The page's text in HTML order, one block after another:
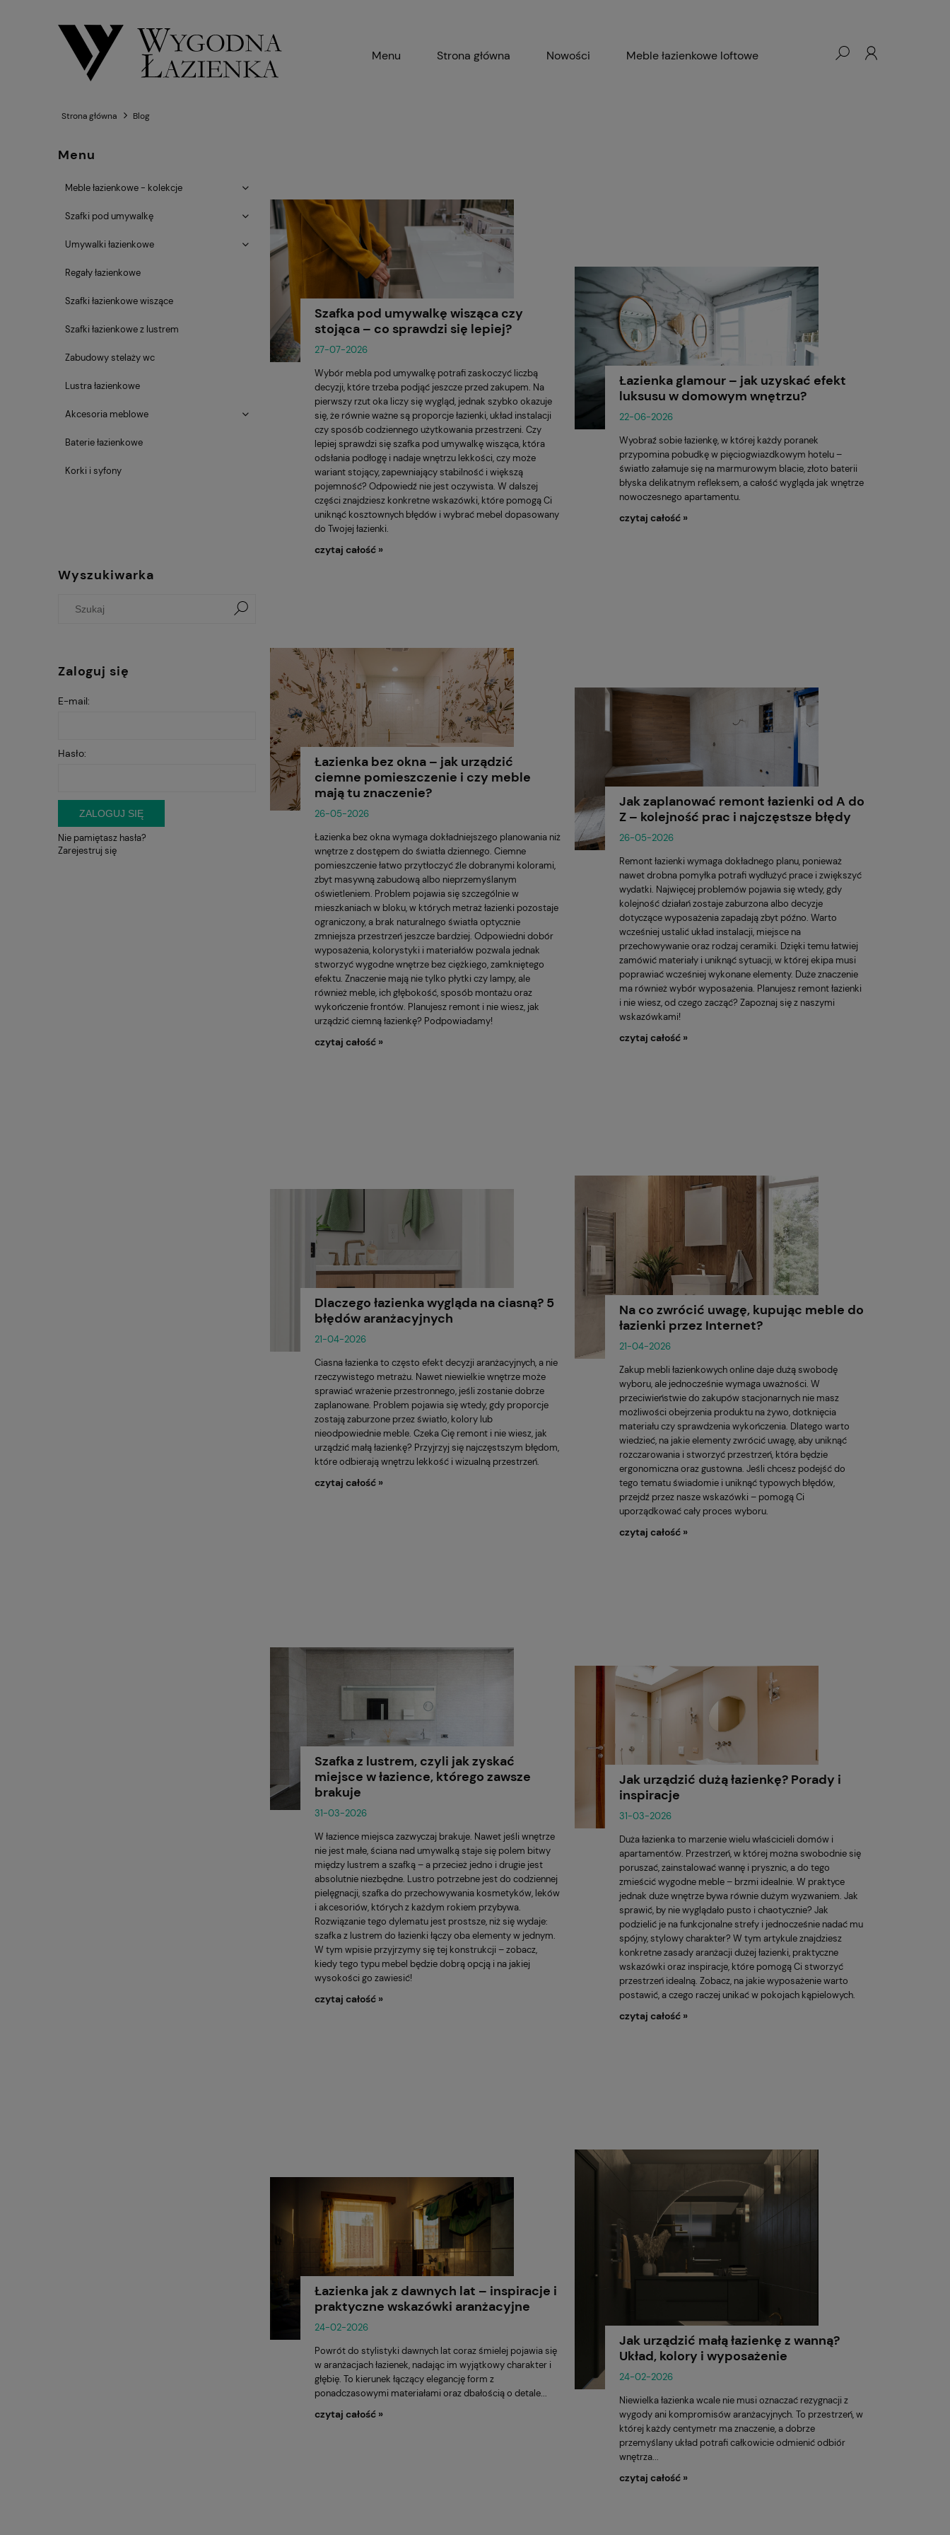
Menu Strona główna Nowości Meble łazienkowe loftowe
Strona główna Blog
Menu
Meble łazienkowe - kolekcje
Szafki pod umywalkę
Umywalki łazienkowe
Regały łazienkowe
Szafki łazienkowe wiszące
Szafki łazienkowe z lustrem
Zabudowy stelaży wc
Lustra łazienkowe
Akcesoria meblowe
Baterie łazienkowe
Korki i syfony
Wyszukiwarka
Zaloguj się
E-mail:
Hasło:
ZALOGUJ SIĘ
Nie pamiętasz hasła?
Zarejestruj się
Szafka pod umywalkę wisząca czy
stojąca – co sprawdzi się lepiej?
27-07-2026
Wybór mebla pod umywalkę potrafi zaskoczyć liczbą
decyzji, które trzeba podjąć jeszcze przed zakupem. Na
pierwszy rzut oka liczy się wygląd, jednak szybko okazuje
się, że równie ważne są proporcje łazienki, układ instalacji
czy sposób codziennego użytkowania przestrzeni. Czy
lepiej sprawdzi się szafka pod umywalkę wisząca, która
odsłania podłogę i nadaje wnętrzu lekkości, czy może
wariant stojący, zapewniający stabilność i większą
pojemność? Odpowiedź nie jest oczywista. W dalszej
części znajdziesz konkretne wskazówki, które pomogą Ci
uniknąć kosztownych błędów i wybrać mebel dopasowany
do Twojej łazienki.
czytaj całość »
Łazienka glamour – jak uzyskać efekt
luksusu w domowym wnętrzu?
22-06-2026
Wyobraź sobie łazienkę, w której każdy poranek
przypomina pobudkę w pięciogwiazdkowym hotelu –
światło załamuje się na marmurowym blacie, złoto baterii
błyska delikatnym refleksem, a całość wygląda jak wnętrze
nowoczesnego apartamentu.
czytaj całość »
Łazienka bez okna – jak urządzić
ciemne pomieszczenie i czy meble
mają tu znaczenie?
26-05-2026
Łazienka bez okna wymaga dokładniejszego planowania niż
wnętrze z dostępem do światła dziennego. Ciemne
pomieszczenie łatwo przytłoczyć źle dobranymi kolorami,
zbyt masywną zabudową albo nieprzemyślanym
oświetleniem. Problem pojawia się szczególnie w
mieszkaniach w bloku, w których metraż łazienki pozostaje
ograniczony, a brak naturalnego światła optycznie
zmniejsza przestrzeń jeszcze bardziej. Odpowiedni dobór
wyposażenia, kolorystyki i materiałów pozwala jednak
stworzyć wygodne wnętrze bez ciężkiego, zamkniętego
efektu. Znaczenie mają nie tylko płytki czy lampy, ale
również meble, ich głębokość, sposób montażu oraz
wykończenie frontów. Planujesz remont i nie wiesz, jak
urządzić ciemną łazienkę? Podpowiadamy!
czytaj całość »
Jak zaplanować remont łazienki od A do
Z – kolejność prac i najczęstsze błędy
26-05-2026
Remont łazienki wymaga dokładnego planu, ponieważ
nawet drobna pomyłka potrafi wydłużyć prace i zwiększyć
wydatki. Najwięcej problemów pojawia się wtedy, gdy
kolejność działań zostaje zaburzona albo decyzje
dotyczące wyposażenia zapadają zbyt późno. Warto
wcześniej ustalić układ instalacji, miejsce na
przechowywanie oraz rodzaj ceramiki. Dzięki temu łatwiej
zamówić materiały i uniknąć sytuacji, w której ekipa musi
poprawiać wcześniej wykonane elementy. Duże znaczenie
ma również wybór wyposażenia. Planujesz remont łazienki
i nie wiesz, od czego zacząć? Zapoznaj się z naszymi
wskazówkami!
czytaj całość »
Dlaczego łazienka wygląda na ciasną? 5
błędów aranżacyjnych
21-04-2026
Ciasna łazienka to często efekt decyzji aranżacyjnych, a nie
rzeczywistego metrażu. Nawet niewielkie wnętrze może
sprawiać wrażenie przestronnego, jeśli zostanie dobrze
zaplanowane. Problem pojawia się wtedy, gdy proporcje
zostają zaburzone przez światło, kolory lub
nieodpowiednie meble. Czeka Cię remont i nie wiesz, jak
urządzić małą łazienkę? Przyjrzyj się najczęstszym błędom,
które odbierają wnętrzu lekkość i wizualną przestrzeń.
czytaj całość »
Na co zwrócić uwagę, kupując meble do
łazienki przez Internet?
21-04-2026
Zakup mebli łazienkowych online daje dużą swobodę
wyboru, ale jednocześnie wymaga uważności. W
przeciwieństwie do zakupów stacjonarnych nie masz
możliwości obejrzenia produktu na żywo, dotknięcia
materiału czy sprawdzenia wykończenia. Dlatego warto
wiedzieć, na jakie elementy zwrócić uwagę, aby uniknąć
rozczarowania i stworzyć przestrzeń, która będzie
ergonomiczna oraz gustowna. Jeśli chcesz podejść do
tego tematu świadomie i uniknąć typowych błędów,
przejdź przez nasze wskazówki – pomogą Ci
uporządkować cały proces wyboru.
czytaj całość »
Szafka z lustrem, czyli jak zyskać
miejsce w łazience, którego zawsze
brakuje
31-03-2026
W łazience miejsca zazwyczaj brakuje. Nawet jeśli wnętrze
nie jest małe, ściana nad umywalką staje się polem bitwy
między lustrem a szafką – a przecież jedno i drugie jest
absolutnie niezbędne. Lustro potrzebne jest do codziennej
pielęgnacji, szafka do przechowywania kosmetyków, leków
i akcesoriów, których z każdym rokiem przybywa.
Rozwiązanie tego dylematu jest prostsze, niż się wydaje:
szafka z lustrem do łazienki łączy oba elementy w jednym.
W tym wpisie przyjrzymy się tej konstrukcji – zobacz,
kiedy tego typu mebel będzie dobrą opcją i na jakiej
wysokości go zawiesić!
czytaj całość »
Jak urządzić dużą łazienkę? Porady i
inspiracje
31-03-2026
Duża łazienka to marzenie wielu właścicieli domów i
apartamentów. Przestrzeń, w której można swobodnie się
poruszać, zainstalować wannę i prysznic, a do tego
zmieścić wygodne meble – brzmi idealnie. W praktyce
jednak duże wnętrze bywa równie dużym wyzwaniem. Jak
sprawić, by nie wyglądało pusto i chaotycznie? Jak
podzielić je na funkcjonalne strefy i jednocześnie nadać mu
spójny, stylowy charakter? W tym artykule znajdziesz
konkretne zasady aranżacji dużej łazienki, praktyczne
wskazówki oraz inspiracje, które pomogą Ci stworzyć
przestrzeń idealną. Zobacz, na jakie wyposażenie warto
postawić, a czego raczej unikać w pokojach kąpielowych.
czytaj całość »
Łazienka jak z dawnych lat – inspiracje i
praktyczne wskazówki aranżacyjne
24-02-2026
Powrót do stylistyki dawnych lat coraz śmielej pojawia się
w aranżacjach łazienek, nadając im wyjątkowy charakter i
głębię. To kierunek łączący elegancję form z
ponadczasowymi materiałami oraz dbałością o detale...
czytaj całość »
Jak urządzić małą łazienkę z wanną?
Układ, kolory i wyposażenie
24-02-2026
Niewielka łazienka wcale nie musi oznaczać rezygnacji z
wygody ani kompromisów aranżacyjnych. To przestrzeń, w
której każdy centymetr ma znaczenie, a dobrze
przemyślany układ potrafi całkowicie odmienić odbiór
wnętrza...
czytaj całość »